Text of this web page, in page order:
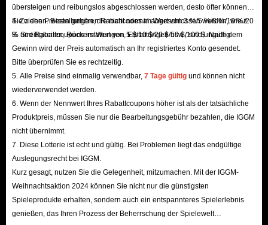
übersteigen und reibungslos abgeschlossen werden, desto öfter können
Sie ziehen. Bestellungen, die nicht normal abgeschlossen werden, wie z.
B. Streitigkeiten, Rückerstattungen, Erstattungen usw., sind ungültig.
4. Zu den Preisen gehören Rabattcodes im Wert von 3 %/5 %/8 %/10 %/20
% und Rabattcoupons im Wert von 5 $/10 $/20 $/50 $/100 $. Nach dem
Gewinn wird der Preis automatisch an Ihr registriertes Konto gesendet.
Bitte überprüfen Sie es rechtzeitig.
5. Alle Preise sind einmalig verwendbar, 7 Tage gültig und können nicht
wiederverwendet werden.
6. Wenn der Nennwert Ihres Rabattcoupons höher ist als der tatsächliche
Produktpreis, müssen Sie nur die Bearbeitungsgebühr bezahlen, die IGGM
nicht übernimmt.
7. Diese Lotterie ist echt und gültig. Bei Problemen liegt das endgültige
Auslegungsrecht bei IGGM.
Kurz gesagt, nutzen Sie die Gelegenheit, mitzumachen. Mit der IGGM-
Weihnachtsaktion 2024 können Sie nicht nur die günstigsten
Spieleprodukte erhalten, sondern auch ein entspannteres Spielerlebnis
genießen, das Ihren Prozess der Beherrschung der Spielewelt